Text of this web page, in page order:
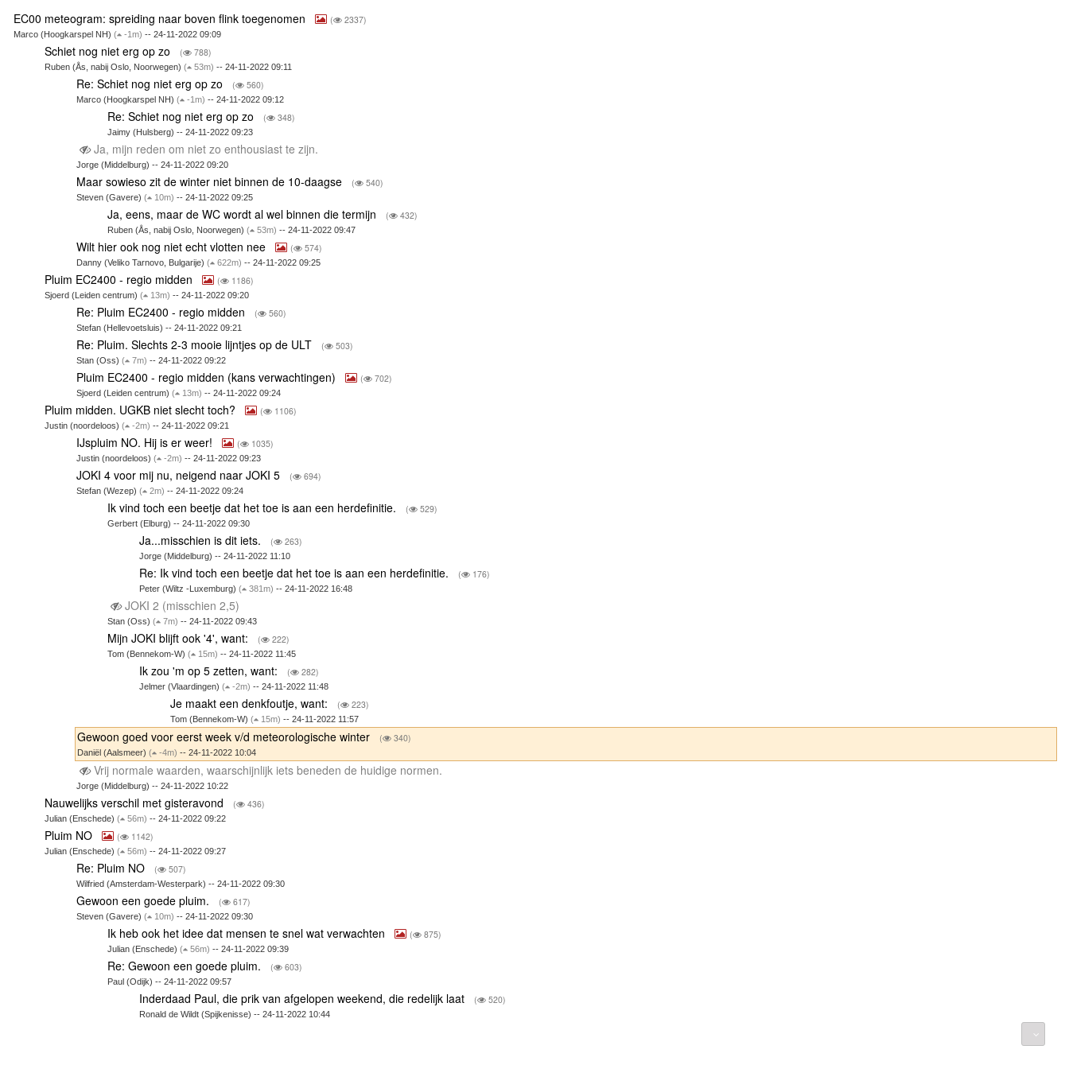
EC00 meteogram: spreiding naar boven flink toegenomen ( 2337)
Marco (Hoogkarspel NH) ( -1m) -- 24-11-2022 09:09
Schiet nog niet erg op zo ( 788)
Ruben (Ås, nabij Oslo, Noorwegen)( 53m) -- 24-11-2022 09:11
Re: Schiet nog niet erg op zo ( 560)
Marco (Hoogkarspel NH) ( -1m) -- 24-11-2022 09:12
Re: Schiet nog niet erg op zo ( 348)
Jaimy (Hulsberg) -- 24-11-2022 09:23
Ja, mijn reden om niet zo enthousiast te zijn.
Jorge (Middelburg) -- 24-11-2022 09:20
Maar sowieso zit de winter niet binnen de 10-daagse ( 540)
Steven (Gavere) ( 10m) -- 24-11-2022 09:25
Ja, eens, maar de WC wordt al wel binnen die termijn ( 432)
Ruben (Ås, nabij Oslo, Noorwegen)( 53m) -- 24-11-2022 09:47
Wilt hier ook nog niet echt vlotten nee ( 574)
Danny (Veliko Tarnovo, Bulgarije) ( 622m) -- 24-11-2022 09:25
Pluim EC2400 - regio midden ( 1186)
Sjoerd (Leiden centrum)( 13m) -- 24-11-2022 09:20
Re: Pluim EC2400 - regio midden ( 560)
Stefan (Hellevoetsluis) -- 24-11-2022 09:21
Re: Pluim. Slechts 2-3 mooie lijntjes op de ULT ( 503)
Stan (Oss) ( 7m) -- 24-11-2022 09:22
Pluim EC2400 - regio midden (kans verwachtingen) ( 702)
Sjoerd (Leiden centrum) ( 13m) -- 24-11-2022 09:24
Pluim midden. UGKB niet slecht toch? ( 1106)
Justin (noordeloos)( -2m) -- 24-11-2022 09:21
IJspluim NO. Hij is er weer! ( 1035)
Justin (noordeloos) ( -2m) -- 24-11-2022 09:23
JOKI 4 voor mij nu, neigend naar JOKI 5 ( 694)
Stefan (Wezep) ( 2m) -- 24-11-2022 09:24
Ik vind toch een beetje dat het toe is aan een herdefinitie. ( 529)
Gerbert (Elburg) -- 24-11-2022 09:30
Ja...misschien is dit iets. ( 263)
Jorge (Middelburg) -- 24-11-2022 11:10
Re: Ik vind toch een beetje dat het toe is aan een herdefinitie. ( 176)
Peter (Wiltz -Luxemburg) ( 381m) -- 24-11-2022 16:48
JOKI 2 (misschien 2,5)
Stan (Oss)( 7m) -- 24-11-2022 09:43
Mijn JOKI blijft ook '4', want: ( 222)
Tom (Bennekom-W)( 15m) -- 24-11-2022 11:45
Ik zou 'm op 5 zetten, want: ( 282)
Jelmer (Vlaardingen) ( -2m) -- 24-11-2022 11:48
Je maakt een denkfoutje, want: ( 223)
Tom (Bennekom-W)( 15m) -- 24-11-2022 11:57
Gewoon goed voor eerst week v/d meteorologische winter ( 340)
Daniël (Aalsmeer) ( -4m) -- 24-11-2022 10:04
Vrij normale waarden, waarschijnlijk iets beneden de huidige normen.
Jorge (Middelburg) -- 24-11-2022 10:22
Nauwelijks verschil met gisteravond ( 436)
Julian (Enschede)( 56m) -- 24-11-2022 09:22
Pluim NO ( 1142)
Julian (Enschede)( 56m) -- 24-11-2022 09:27
Re: Pluim NO ( 507)
Wilfried (Amsterdam-Westerpark) -- 24-11-2022 09:30
Gewoon een goede pluim. ( 617)
Steven (Gavere) ( 10m) -- 24-11-2022 09:30
Ik heb ook het idee dat mensen te snel wat verwachten ( 875)
Julian (Enschede)( 56m) -- 24-11-2022 09:39
Re: Gewoon een goede pluim. ( 603)
Paul (Odijk) -- 24-11-2022 09:57
Inderdaad Paul, die prik van afgelopen weekend, die redelijk laat ( 520)
Ronald de Wildt (Spijkenisse) -- 24-11-2022 10:44